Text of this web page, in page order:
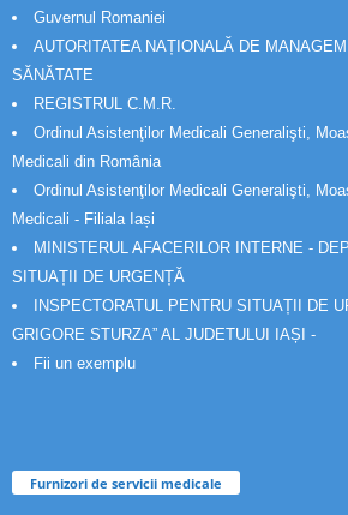
Guvernul Romaniei
AUTORITATEA NAȚIONALĂ DE
SĂNĂTATE
REGISTRUL C.M.R.
Ordinul Asistenţilor Medicali Generalişti,
Medicali din România
Ordinul Asistenţilor Medicali Generalişti,
Medicali - Filiala Iași
MINISTERUL AFACERILOR INTERNE -
SITUAȚII DE URGENȚĂ
INSPECTORATUL PENTRU SITUAȚII DE
GRIGORE STURZA” AL JUDETULUI IAȘI -
Fii un exemplu
Furnizori de servicii medicale